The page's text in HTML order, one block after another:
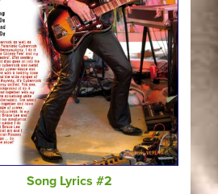
Song Lyrics #2